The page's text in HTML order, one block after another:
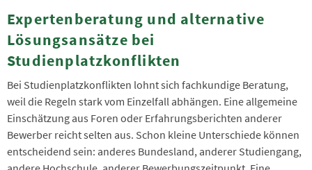
Expertenberatung und alternative
Lösungsansätze bei
Studienplatzkonflikten
Bei Studienplatzkonflikten lohnt sich fachkundige Beratung,
weil die Regeln stark vom Einzelfall abhängen. Eine allgemeine
Einschätzung aus Foren oder Erfahrungsberichten anderer
Bewerber reicht selten aus. Schon kleine Unterschiede können
entscheidend sein: anderes Bundesland, anderer Studiengang,